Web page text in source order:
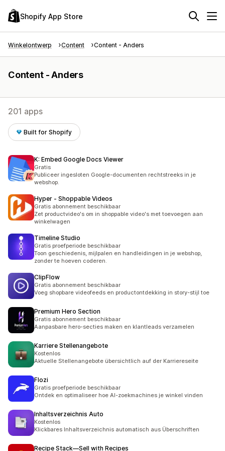
Shopify App Store
Winkelontwerp Content Content - Anders
Content - Anders
201 apps
Built for Shopify
K: Embed Google Docs Viewer
Gratis
Publiceer ingesloten Google-documenten rechtstreeks in je
webshop.
Hyper ‑ Shoppable Videos
Gratis abonnement beschikbaar
Zet productvideo's om in shoppable video's met toevoegen aan
winkelwagen
Timeline Studio
Gratis proefperiode beschikbaar
Toon geschiedenis, mijlpalen en handleidingen in je webshop,
zonder te hoeven coderen.
ClipFlow
Gratis abonnement beschikbaar
Voeg shopbare videofeeds en productontdekking in story-stijl toe
Premium Hero Section
Gratis abonnement beschikbaar
Aanpasbare hero-secties maken en klantleads verzamelen
Karriere Stellenangebote
Kostenlos
Aktuelle Stellenangebote übersichtlich auf der Karriereseite
Flozi
Gratis proefperiode beschikbaar
Ontdek en optimaliseer hoe AI-zoekmachines je winkel vinden
Inhaltsverzeichnis Auto
Kostenlos
Klickbares Inhaltsverzeichnis automatisch aus Überschriften
Recipe Stack—Sell with Recipes